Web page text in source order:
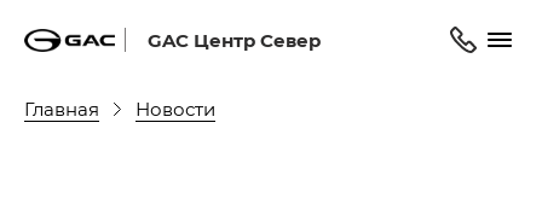
GAC Центр Север
Главная Новости